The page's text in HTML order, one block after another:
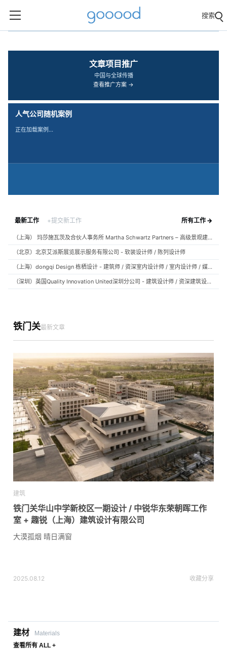
搜索
文章项目推广
中国与全球传播
查看推广方案 →
人气公司随机案例
正在加载案例…
最新工作 +提交新工作 所有工作 →
（上海） 玛莎施瓦茨及合伙人事务所 Martha Schwartz Partners – 高级景观建筑师 Senior Landscape Designer / 景观建筑师 Landscape Designer
（北京）北京艾派斯展览展示服务有限公司 - 软装设计师 / 陈列设计师
（上海）dongqi Design 栋栖设计 - 建筑师 / 资深室内设计师 / 室内设计师 / 媒体及公共关系主管 / 设计实习生（常年招聘）
（深圳）英国Quality Innovation United深圳分公司 - 建筑设计师 / 资深建筑设计师 / 室内设计师 / 设计实习生
铁门关最新文章
建筑
铁门关华山中学新校区一期设计 / 中锐华东荣朝晖工作
室 + 趣锐（上海）建筑设计有限公司
大漠孤烟 晴日满窗
2025.08.12 收藏分享
建材
Materials
查看所有 ALL +